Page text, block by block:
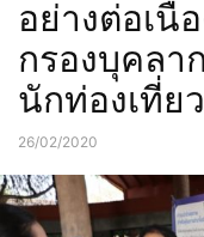
อย่างต่อเนื่
กรองบุคลา
นักท่องเที่ยว
26/02/2020